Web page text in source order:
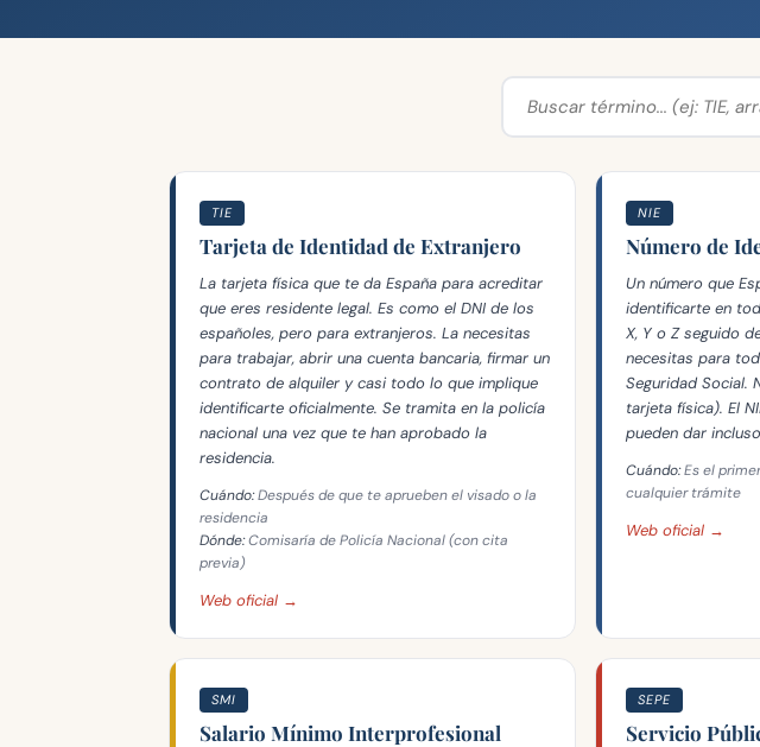
TIE
Tarjeta de Identidad de Extranjero
La tarjeta física que te da España para acreditar
que eres residente legal. Es como el DNI de los
españoles, pero para extranjeros. La necesitas
para trabajar, abrir una cuenta bancaria, firmar un
contrato de alquiler y casi todo lo que implique
identificarte oficialmente. Se tramita en la policía
nacional una vez que te han aprobado la
residencia.
Cuándo:Después de que te aprueben el visado o la
residencia
Dónde:Comisaría de Policía Nacional (con cita
previa)
Web oficial →
NIE
Número de
Un número que
identificarte en
X, Y o Z seguido
necesitas para
Seguridad Social.
tarjeta física). El
pueden dar
Cuándo:Es el
cualquier trámite
Web oficial →
SMI
Salario Mínimo Interprofesional
SEPE
Servicio